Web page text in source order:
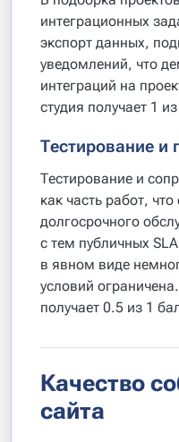
интеграционных
экспорт данных,
уведомлений, что
интеграций на
студия получает 1
Тестирование и
Тестирование и
как часть работ,
долгосрочного
с тем публичных
в явном виде
условий
получает 0.5 из 1
Качество
сайта